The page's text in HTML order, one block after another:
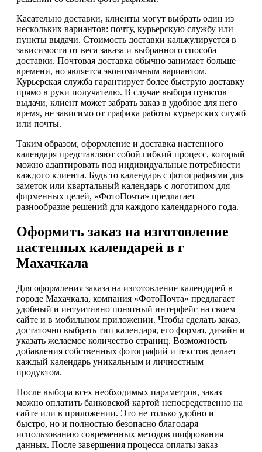
Касательно доставки, клиенты могут выбрать один из
нескольких вариантов: почту, курьерскую службу или
пункты выдачи. Стоимость доставки калькулируется в
зависимости от веса заказа и выбранного способа
доставки. Почтовая доставка обычно занимает больше
времени, но является экономичным вариантом.
Курьерская служба гарантирует более быструю доставку
прямо в руки получателю. В случае выбора пунктов
выдачи, клиент может забрать заказ в удобное для него
время, не зависимо от графика работы курьерских служб
или почты.
Таким образом, оформление и доставка настенного
календаря представляют собой гибкий процесс, который
можно адаптировать под индивидуальные потребности
каждого клиента. Будь то календарь с фотографиями для
заметок или квартальный календарь с логотипом для
фирменных целей, «ФотоПочта» предлагает
разнообразие решений для каждого календарного года.
Оформить заказ на изготовление
настенных календарей в г
Махачкала
Для оформления заказа на изготовление календарей в
городе Махачкала, компания «ФотоПочта» предлагает
удобный и интуитивно понятный интерфейс на своем
сайте и в мобильном приложении. Чтобы сделать заказ,
достаточно выбрать тип календаря, его формат, дизайн и
указать желаемое количество страниц. Возможность
добавления собственных фотографий и текстов делает
каждый календарь уникальным и личностным
продуктом.
После выбора всех необходимых параметров, заказ
можно оплатить банковской картой непосредственно на
сайте или в приложении. Это не только удобно и
быстро, но и полностью безопасно благодаря
использованию современных методов шифрования
данных. После завершения процесса оплаты заказ